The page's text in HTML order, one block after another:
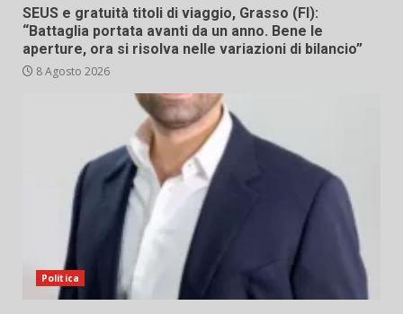
SEUS e gratuità titoli di viaggio, Grasso (FI):
“Battaglia portata avanti da un anno. Bene le
aperture, ora si risolva nelle variazioni di bilancio”
8 Agosto 2026
Politica